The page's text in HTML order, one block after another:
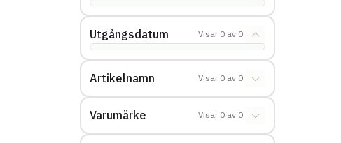
Utgångsdatum Visar 0 av 0
Artikelnamn Visar 0 av 0
Varumärke Visar 0 av 0